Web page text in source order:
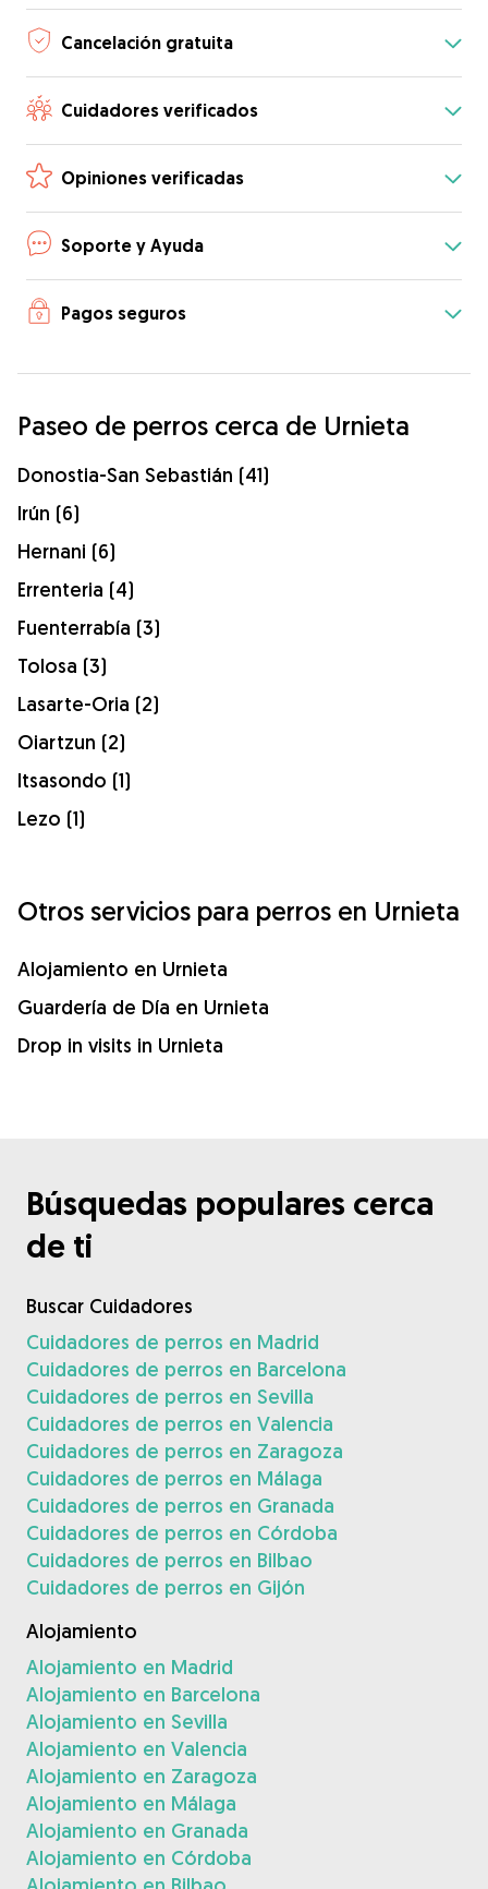
Cancelación gratuita
Cuidadores verificados
Opiniones verificadas
Soporte y Ayuda
Pagos seguros
Paseo de perros cerca de Urnieta
Donostia-San Sebastián (41)
Irún (6)
Hernani (6)
Errenteria (4)
Fuenterrabía (3)
Tolosa (3)
Lasarte-Oria (2)
Oiartzun (2)
Itsasondo (1)
Lezo (1)
Otros servicios para perros en Urnieta
Alojamiento en Urnieta
Guardería de Día en Urnieta
Drop in visits in Urnieta
Búsquedas populares cerca
de ti
Buscar Cuidadores
Cuidadores de perros en Madrid
Cuidadores de perros en Barcelona
Cuidadores de perros en Sevilla
Cuidadores de perros en Valencia
Cuidadores de perros en Zaragoza
Cuidadores de perros en Málaga
Cuidadores de perros en Granada
Cuidadores de perros en Córdoba
Cuidadores de perros en Bilbao
Cuidadores de perros en Gijón
Alojamiento
Alojamiento en Madrid
Alojamiento en Barcelona
Alojamiento en Sevilla
Alojamiento en Valencia
Alojamiento en Zaragoza
Alojamiento en Málaga
Alojamiento en Granada
Alojamiento en Córdoba